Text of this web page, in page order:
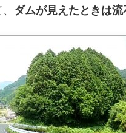
ダムが見えたときは